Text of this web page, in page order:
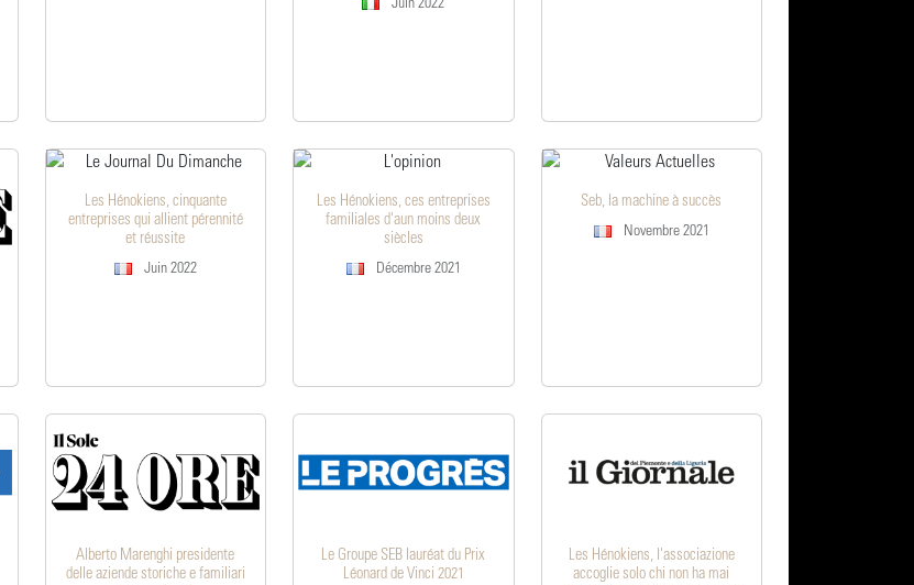
Juin 2022
Les Hénokiens, cinquante
entreprises qui allient pérennité
et réussite
Juin 2022
Les Hénokiens, ces entreprises
familiales d'aun moins deux
siècles
Décembre 2021
Seb, la machine à succès
Novembre 2021
Alberto Marenghi presidente
delle aziende storiche e familiari
Le Groupe SEB lauréat du Prix
Léonard de Vinci 2021
Les Hénokiens, l'associazione
accoglie solo chi non ha mai